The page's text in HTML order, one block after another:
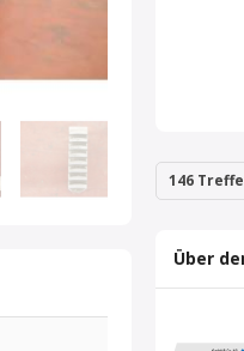
146
Über